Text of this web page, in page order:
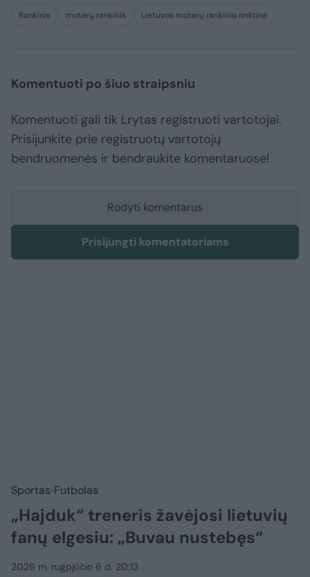
Rankinis moterų rankinis Lietuvos moterų rankinio rinktinė
Komentuoti po šiuo straipsniu
Komentuoti gali tik Lrytas registruoti vartotojai.
Prisijunkite prie registruotų vartotojų
bendruomenės ir bendraukite komentaruose!
Rodyti komentarus
Prisijungti komentatoriams
Sportas Futbolas
„Hajduk“ treneris žavėjosi lietuvių
fanų elgesiu: „Buvau nustebęs“
2026 m. rugpjūčio 6 d. 20:13